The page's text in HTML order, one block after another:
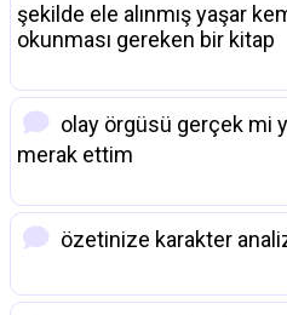
şekilde ele alınmış yaşar
okunması gereken bir kitap
olay örgüsü gerçek mi
merak ettim
özetinize karakter